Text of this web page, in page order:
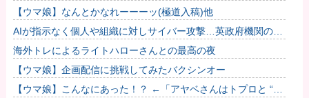
れ全キャラ育成するのにどんだけかかるの？他
【ウマ娘】なんとかなれーーーッ(極道入稿)他
AIが指示なく個人や組織に対しサイバー攻撃…英政府機関の性
能評価試験中！
海外トレによるライトハローさんとの最高の夜
【ウマ娘】企画配信に挑戦してみたバクシンオー
【ウマ娘】こんなにあった！？ ←「アヤベさんはトプロと “1”